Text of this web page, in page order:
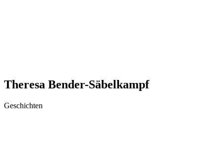
Theresa Bender-Säbelkampf
Geschichten